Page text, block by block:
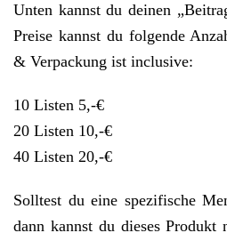
Unten kannst du deinen
Preise kannst du folgende
& Verpackung ist inclusive:
10 Listen 5,-€
20 Listen 10,-€
40 Listen 20,-€
Solltest du eine spezifische
dann kannst du dieses Produkt